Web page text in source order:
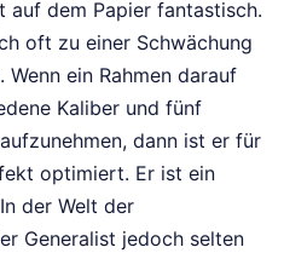
auf dem Papier fantastisch.
oft zu einer Schwächung
ein Rahmen darauf
Kaliber und fünf
dann ist er für
optimiert. Er ist ein
der Welt der
Generalist jedoch selten